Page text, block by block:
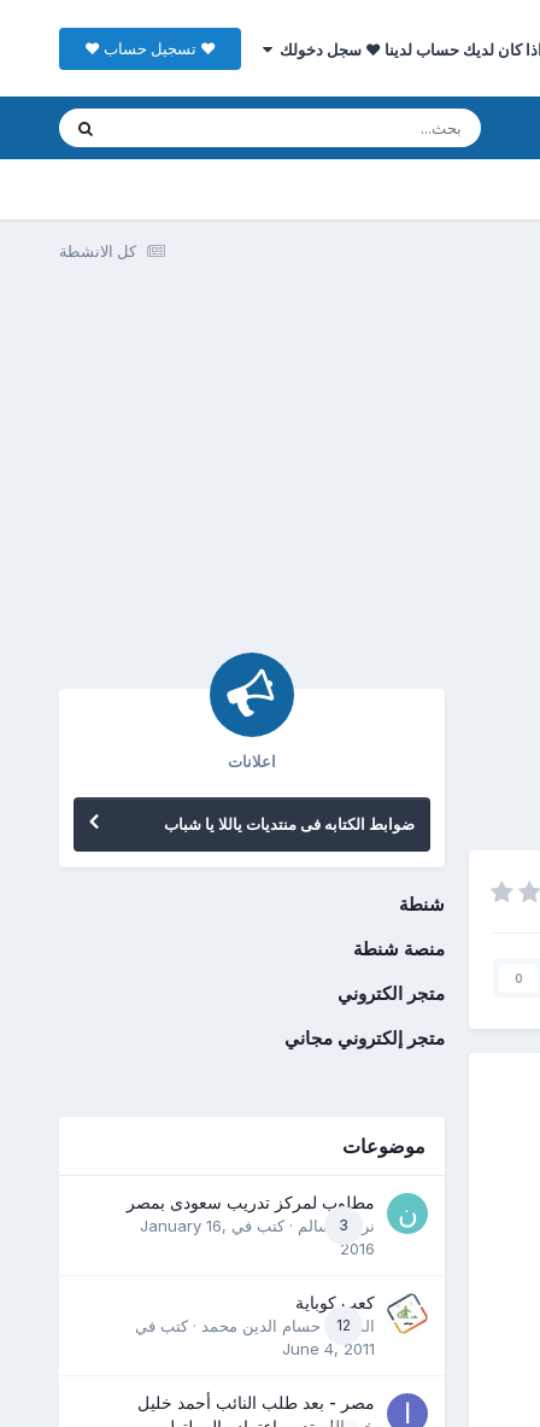
اذا كان لديك حساب لدينا ♥ سجل دخولك ♥ تسجيل حساب ♥
كل الانشطة
0
اعلانات
ضوابط الكتابه فى منتديات ياللا يا شباب
شنطة
منصة شنطة
متجر الكتروني
متجر إلكتروني مجاني
موضوعات
3
مطلوب لمركز تدريب سعودى بمصر
نرمين سالم · كتب في January 16,
2016
12
كعب كوباية
المدرب حسام الدين محمد · كتب في
June 4, 2011
مصر - بعد طلب النائب أحمد خليل